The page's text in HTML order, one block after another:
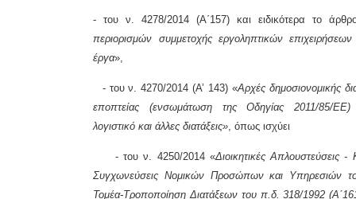
- του ν. 4278/2014 (Α΄157) και ειδικότερα το
περιορισμών συμμετοχής εργοληπτικών
έργα»,
- του ν. 4270/2014 (Α’ 143) «Αρχές δημοσιονομικής
εποπτείας (ενσωμάτωση της Οδηγίας 2011/85/
λογιστικό και άλλες διατάξεις» , όπως ισχύει
- του ν. 4250/2014 «Διοικητικές Απλουστεύσεις -
Συγχωνεύσεις Νομικών Προσώπων και Υπηρεσιών
Τομέα-Τροποποίηση Διατάξεων του π.δ. 318/1992